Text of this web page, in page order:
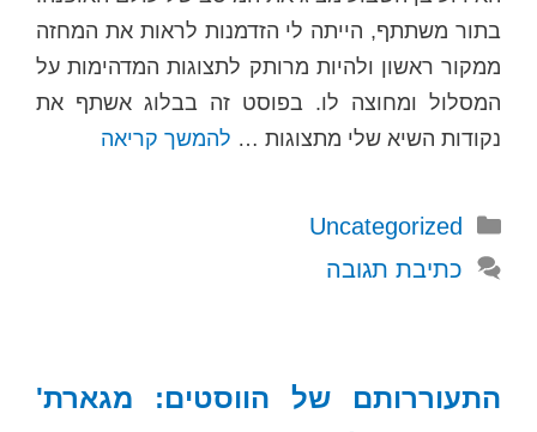
בתור משתתף, הייתה לי הזדמנות לראות את המחזה
ממקור ראשון ולהיות מרותק לתצוגות המדהימות על
המסלול ומחוצה לו. בפוסט זה בבלוג אשתף את
נקודות השיא שלי מתצוגות … להמשך קריאה
קטגוריות
Uncategorized
כתיבת תגובה
התעוררותם של הווסטים: מגארת'